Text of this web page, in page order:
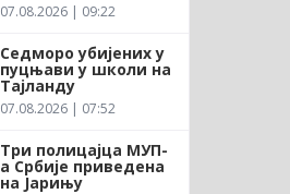
07.08.2026 | 09:22
Седморо убијених у
пуцњави у школи на
Тајланду
07.08.2026 | 07:52
Три полицајца МУП-
а Србије приведена
на Јарињу